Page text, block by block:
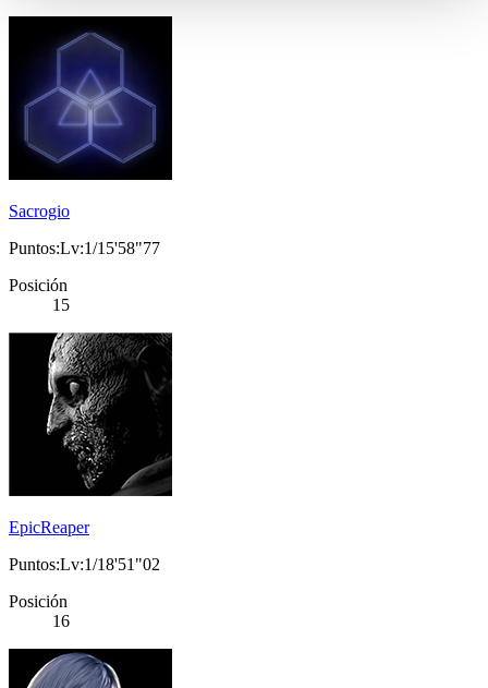
Sacrogio
Puntos:Lv:1/15'58"77
Posición
15
EpicReaper
Puntos:Lv:1/18'51"02
Posición
16